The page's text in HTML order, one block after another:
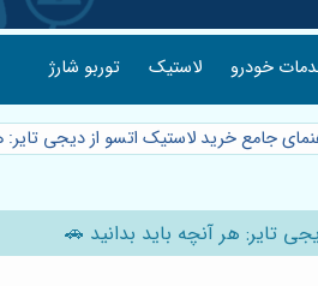
خودرو لاستیک توربو شارژ
جامع خرید لاستیک اتسو از دیجی تایر:
تایر: هر آنچه باید بدانید 🚗